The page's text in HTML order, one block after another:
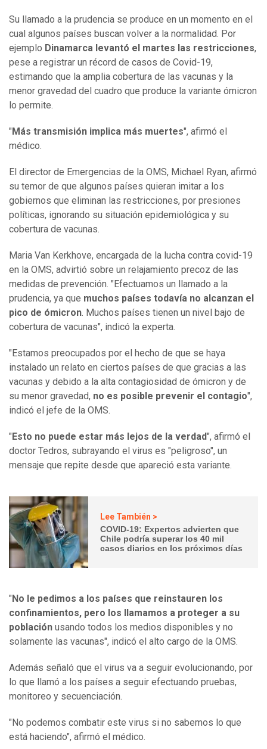
Su llamado a la prudencia se produce en un momento en el
cual algunos países buscan volver a la normalidad. Por
ejemplo Dinamarca levantó el martes las restricciones,
pese a registrar un récord de casos de Covid-19,
estimando que la amplia cobertura de las vacunas y la
menor gravedad del cuadro que produce la variante ómicron
lo permite.
" Más transmisión implica más muertes", afirmó el
médico.
El director de Emergencias de la OMS, Michael Ryan, afirmó
su temor de que algunos países quieran imitar a los
gobiernos que eliminan las restricciones, por presiones
políticas, ignorando su situación epidemiológica y su
cobertura de vacunas.
Maria Van Kerkhove, encargada de la lucha contra covid-19
en la OMS, advirtió sobre un relajamiento precoz de las
medidas de prevención. "Efectuamos un llamado a la
prudencia, ya que muchos países todavía no alcanzan el
pico de ómicron. Muchos países tienen un nivel bajo de
cobertura de vacunas", indicó la experta.
"Estamos preocupados por el hecho de que se haya
instalado un relato en ciertos países de que gracias a las
vacunas y debido a la alta contagiosidad de ómicron y de
su menor gravedad, no es posible prevenir el contagio",
indicó el jefe de la OMS.
" Esto no puede estar más lejos de la verdad", afirmó el
doctor Tedros, subrayando el virus es "peligroso", un
mensaje que repite desde que apareció esta variante.
Lee También >
COVID-19: Expertos advierten que
Chile podría superar los 40 mil
casos diarios en los próximos días
" No le pedimos a los países que reinstauren los
confinamientos, pero los llamamos a proteger a su
población usando todos los medios disponibles y no
solamente las vacunas", indicó el alto cargo de la OMS.
Además señaló que el virus va a seguir evolucionando, por
lo que llamó a los países a seguir efectuando pruebas,
monitoreo y secuenciación.
"No podemos combatir este virus si no sabemos lo que
está haciendo", afirmó el médico.